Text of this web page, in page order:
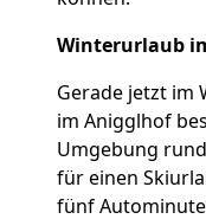
Winterurlaub
Gerade jetzt im
im Anigglhof
Umgebung
für einen
fünf